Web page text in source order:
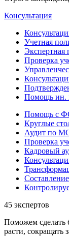
Консультация
Учетная
Экспертная
Проверка
Помощь ин.
Помощь с
Круглые
Аудит по
Проверка
Кадровый
45 экспертов
Поможем сделать
расти, cокращать